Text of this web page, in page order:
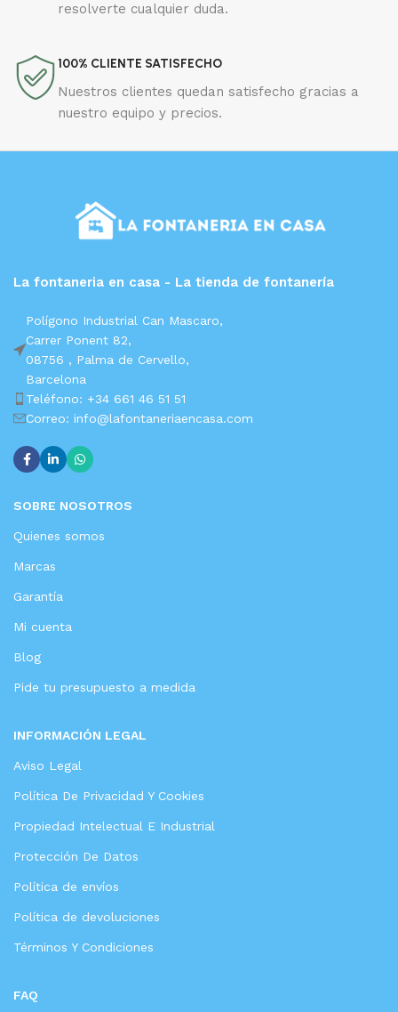
resolverte cualquier duda.
100% CLIENTE SATISFECHO
Nuestros clientes quedan satisfecho gracias a
nuestro equipo y precios.
La fontaneria en casa - La tienda de fontanería
Polígono Industrial Can Mascaro,
Carrer Ponent 82,
08756 , Palma de Cervello,
Barcelona
Teléfono: +34 661 46 51 51
Correo: info@lafontaneriaencasa.com
SOBRE NOSOTROS
Quienes somos
Marcas
Garantía
Mi cuenta
Blog
Pide tu presupuesto a medida
INFORMACIÓN LEGAL
Aviso Legal
Política De Privacidad Y Cookies
Propiedad Intelectual E Industrial
Protección De Datos
Política de envíos
Política de devoluciones
Términos Y Condiciones
FAQ